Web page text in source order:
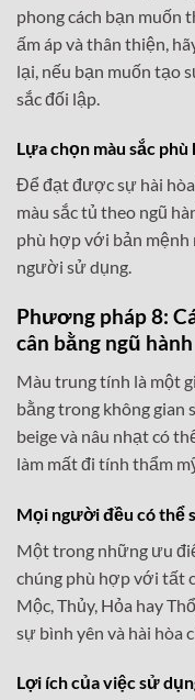
phong cách bạn muốn
ấm áp và thân thiện,
lại, nếu bạn muốn tạo
sắc đối lập.
Lựa chọn màu sắc phù
Để đạt được sự hài
màu sắc tủ theo ngũ
phù hợp với bản mệnh
người sử dụng.
Phương pháp 8:
cân bằng ngũ hành
Màu trung tính là một
bằng trong không gian
beige và nâu nhạt có
làm mất đi tính thẩm
Mọi người đều có thể
Một trong những ưu
chúng phù hợp với tất
Mộc, Thủy, Hỏa hay
sự bình yên và hài hòa
Lợi ích của việc sử